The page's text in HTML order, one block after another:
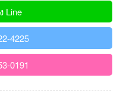
Line
4225
0191